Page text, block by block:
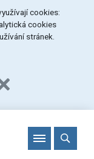
cookies:
cookies
stránek.